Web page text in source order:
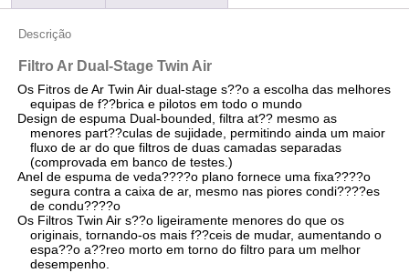
Descrição
Filtro Ar Dual-Stage Twin Air
Os Fitros de Ar Twin Air dual-stage s??o a escolha das melhores
equipas de f??brica e pilotos em todo o mundo
Design de espuma Dual-bounded, filtra at?? mesmo as
menores part??culas de sujidade, permitindo ainda um maior
fluxo de ar do que filtros de duas camadas separadas
(comprovada em banco de testes.)
Anel de espuma de veda????o plano fornece uma fixa????o
segura contra a caixa de ar, mesmo nas piores condi????es
de condu????o
Os Filtros Twin Air s??o ligeiramente menores do que os
originais, tornando-os mais f??ceis de mudar, aumentando o
espa??o a??reo morto em torno do filtro para um melhor
desempenho.